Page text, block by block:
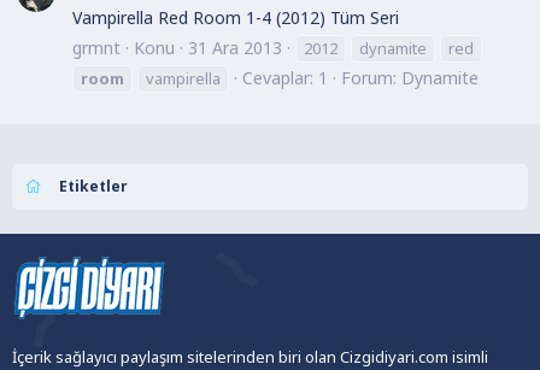
Vampirella Red Room 1-4 (2012) Tüm Seri
grmnt
Konu 31 Ara 2013 2012 dynamite
red
room
vampirella Cevaplar: 1 Forum: Dynamite
Etiketler
İçerik sağlayıcı paylaşım sitelerinden biri olan Cizgidiyari.com isimli